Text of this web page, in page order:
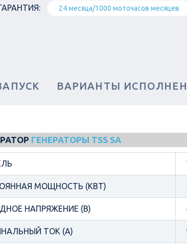
24 месяца/1000 моточасов месяцев
ВАРИАНТЫ
ГЕНЕРАТОРЫ TSS SA
МОЩНОСТЬ (КВТ)
НАПРЯЖЕНИЕ (В)
ТОК (А)